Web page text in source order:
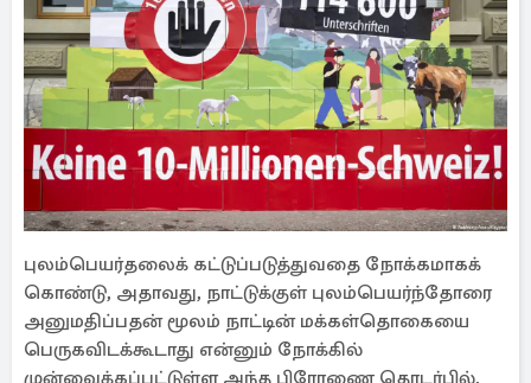
புலம்பெயர்தலைக் கட்டுப்படுத்துவதை நோக்கமாகக்
கொண்டு, அதாவது, நாட்டுக்குள் புலம்பெயர்ந்தோரை
அனுமதிப்பதன் மூலம் நாட்டின் மக்கள்தொகையை
பெருகவிடக்கூடாது என்னும் நோக்கில்
முன்வைக்கப்பட்டுள்ள அந்த பிரேரணை தொடர்பில்,